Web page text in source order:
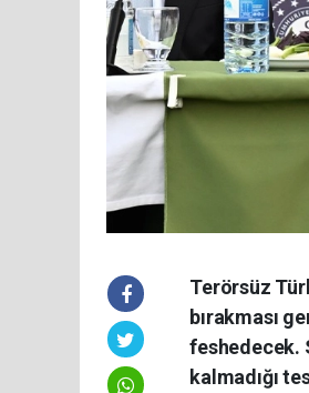
Terörsüz
bırakması
feshedecek.
kalmadığı